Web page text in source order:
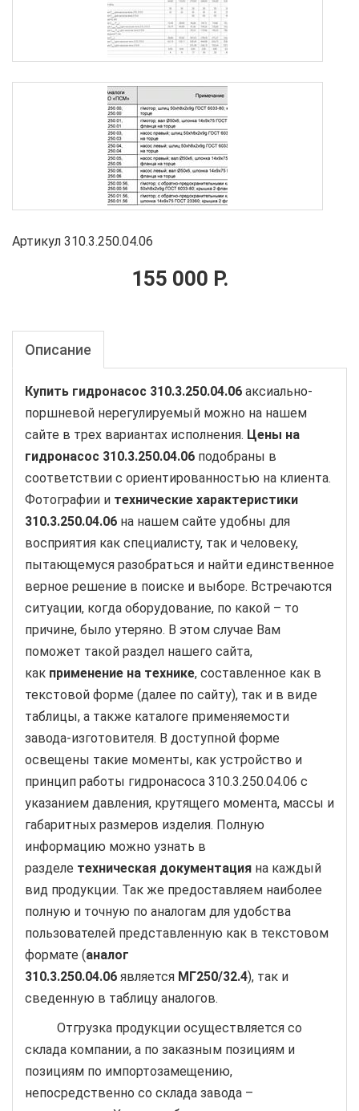
Артикул 310.3.250.04.06
155 000 Р.
Описание
Купить гидронасос 310.3.250.04.06 аксиально-
поршневой нерегулируемый можно на нашем
сайте в трех вариантах исполнения. Цены на
гидронасос 310.3.250.04.06 подобраны в
соответствии с ориентированностью на клиента.
Фотографии и технические характеристики
310.3.250.04.06 на нашем сайте удобны для
восприятия как специалисту, так и человеку,
пытающемуся разобраться и найти единственное
верное решение в поиске и выборе. Встречаются
ситуации, когда оборудование, по какой – то
причине, было утеряно. В этом случае Вам
поможет такой раздел нашего сайта,
как применение на технике, составленное как в
текстовой форме (далее по сайту), так и в виде
таблицы, а также каталоге применяемости
завода-изготовителя. В доступной форме
освещены такие моменты, как устройство и
принцип работы гидронасоса 310.3.250.04.06 с
указанием давления, крутящего момента, массы и
габаритных размеров изделия. Полную
информацию можно узнать в
разделе техническая документация на каждый
вид продукции. Так же предоставляем наиболее
полную и точную по аналогам для удобства
пользователей представленную как в текстовом
формате (аналог
310.3.250.04.06 является МГ250/32.4), так и
сведенную в таблицу аналогов.
Отгрузка продукции осуществляется со
склада компании, а по заказным позициям и
позициям по импортозамещению,
непосредственно со склада завода –